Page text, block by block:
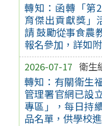
轉知：函轉「第
育傑出貢獻獎」
請 鼓勵從事食農
報名參加，詳如
2026-07-17 衛生
轉知：有關衛生
管理署官網已設
專區」，每日持
品名單，供學校